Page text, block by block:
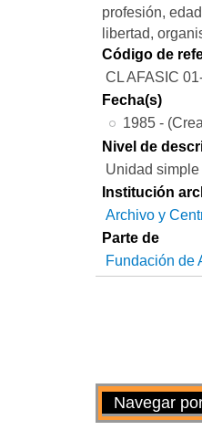
profesión,
libertad,
Código de
CL AFASIC
Fecha(s)
1985 -
Nivel de
Unidad simple
Institución
Archivo y
Parte de
Fundación de
Acciones
Navegar